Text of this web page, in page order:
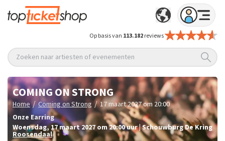
Op basis van 113.182reviews
Zoeken naar artiesten of evenementen
COMING ON STRONG
Home / Coming on Strong / 17 maart 2027 om 20:00
Onze Earring
woensdag,17 maart 2027 om 20:00uur|Schouwburg De Kring
Roosendaal